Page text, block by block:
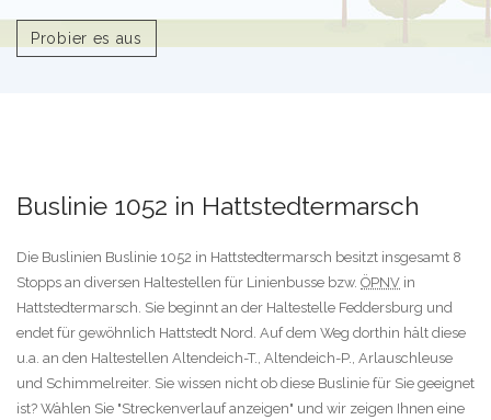
Probier es aus
Buslinie 1052 in Hattstedtermarsch
Die Buslinien Buslinie 1052 in Hattstedtermarsch besitzt insgesamt 8
Stopps an diversen Haltestellen für Linienbusse bzw. ÖPNV in
Hattstedtermarsch. Sie beginnt an der Haltestelle Feddersburg und
endet für gewöhnlich Hattstedt Nord. Auf dem Weg dorthin hält diese
u.a. an den Haltestellen Altendeich-T., Altendeich-P., Arlauschleuse
und Schimmelreiter. Sie wissen nicht ob diese Buslinie für Sie geeignet
ist? Wählen Sie "Streckenverlauf anzeigen" und wir zeigen Ihnen eine